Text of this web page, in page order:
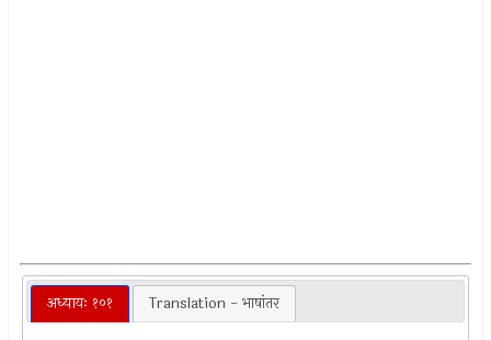
अध्यायः १०१ Translation - भाषांतर